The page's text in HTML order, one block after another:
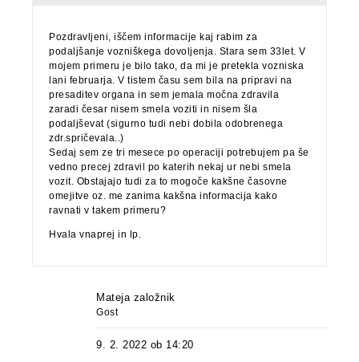
Pozdravljeni, iščem informacije kaj rabim za
podaljšanje vozniškega dovoljenja. Stara sem 33let. V
mojem primeru je bilo tako, da mi je pretekla vozniska
lani februarja. V tistem času sem bila na pripravi na
presaditev organa in sem jemala močna zdravila
zaradi česar nisem smela voziti in nisem šla
podaljševat (sigurno tudi nebi dobila odobrenega
zdr.spričevala..)
Sedaj sem ze tri mesece po operaciji potrebujem pa še
vedno precej zdravil po katerih nekaj ur nebi smela
vozit. Obstajajo tudi za to mogoče kakšne časovne
omejitve oz. me zanima kakšna informacija kako
ravnati v takem primeru?
Hvala vnaprej in lp.
Mateja založnik
Gost
9. 2. 2022 ob 14:20